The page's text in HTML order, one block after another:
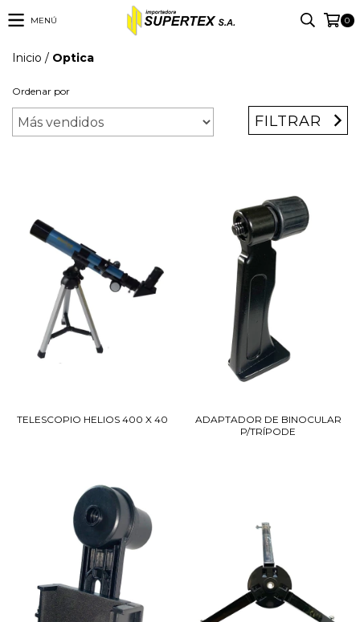
MENÚ 0
Inicio / Optica
Ordenar por
FILTRAR
TELESCOPIO HELIOS 400 X 40
ADAPTADOR DE BINOCULAR
P/TRÍPODE